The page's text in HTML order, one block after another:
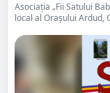
Asociația „Fii Satului
local al Orașului Ardud,